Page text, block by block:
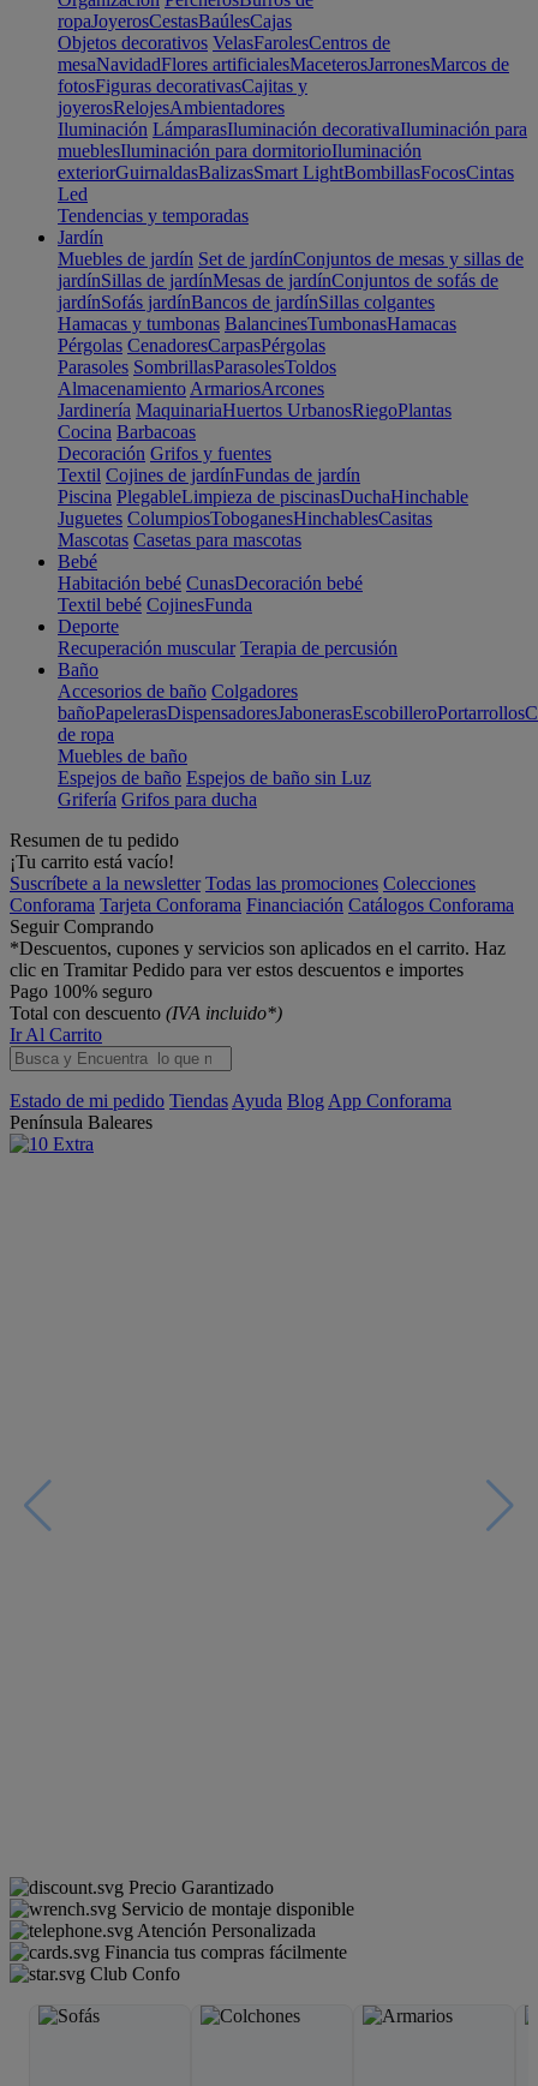
ropaJoyerosCestasBaúlesCajas
Objetos decorativos VelasFarolesCentros de
mesaNavidadFlores artificialesMaceterosJarronesMarcos de
fotosFiguras decorativasCajitas y
joyerosRelojesAmbientadores
Iluminación LámparasIluminación decorativaIluminación para
mueblesIluminación para dormitorioIluminación
exteriorGuirnaldasBalizasSmart LightBombillasFocosCintas
Led
Tendencias y temporadas
Jardín
Muebles de jardín Set de jardínConjuntos de mesas y sillas de
jardínSillas de jardínMesas de jardínConjuntos de sofás de
jardínSofás jardínBancos de jardínSillas colgantes
Hamacas y tumbonas BalancinesTumbonasHamacas
Pérgolas CenadoresCarpasPérgolas
Parasoles SombrillasParasolesToldos
Almacenamiento ArmariosArcones
Jardinería MaquinariaHuertos UrbanosRiegoPlantas
Cocina Barbacoas
Decoración Grifos y fuentes
Textil Cojines de jardínFundas de jardín
Piscina PlegableLimpieza de piscinasDuchaHinchable
Juguetes ColumpiosToboganesHinchablesCasitas
Mascotas Casetas para mascotas
Bebé
Habitación bebé CunasDecoración bebé
Textil bebé CojinesFunda
Deporte
Recuperación muscular Terapia de percusión
Baño
Accesorios de baño Colgadores
bañoPapelerasDispensadoresJabonerasEscobilleroPortarrollos
de ropa
Muebles de baño
Espejos de baño Espejos de baño sin Luz
Grifería Grifos para ducha
Resumen de tu pedido
¡Tu carrito está vacío!
Suscríbete a la newsletter Todas las promociones Colecciones
Conforama Tarjeta Conforama Financiación Catálogos Conforama
Seguir Comprando
*Descuentos, cupones y servicios son aplicados en el carrito. Haz
clic en Tramitar Pedido para ver estos descuentos e importes
Pago 100% seguro
Total con descuento (IVA incluido*)
Ir Al Carrito
Estado de mi pedido Tiendas Ayuda Blog App Conforama
Península Baleares
Precio Garantizado
Servicio de montaje disponible
Atención Personalizada
Financia tus compras fácilmente
Club Confo